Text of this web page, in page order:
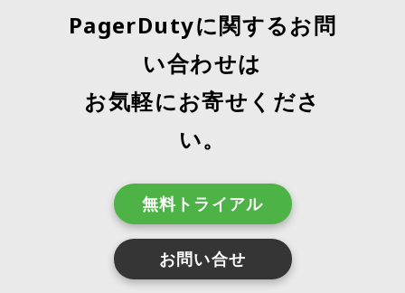
1月31日です。
マイグレーションについて詳しくはナレッジベース
をご覧ください イベントオーケストレーションの詳
細 アカウントマネージャーへのお問い合わせ
この EOL をサポートするために、十分な移行経路
を用意しています。さらに、EOLの日に、あなたが
使っている残りのイベントルールをEvent Orchestr
ationに一対一で自動移行します。それ以降は、現
在のイベントルールでできることは、すべてイベン
す。Event OrchestrationはEvent Rulesと同じ機
能を持ち、同じバックエンドアーキテクチャを使用
しているので、イベント処理には数十億イベント分
のテストがすでに組み込まれていることを確認でき
ウェビナー＆イベント
以下のウェビナーやイベントに参加し、PagerDuty
の最近の製品アップデートと、それがどのように顧
しょう。これらは多くの中のほんの一部です。
セキュリティのキャリアを考える
10月はサイバーセキュリティ意識向上月間です。Pa
gerDutyのセキュリティチームはエンジニアがプラ
ットフォームを安全に保つのを助け、従業員にセキ
Evolve to resolve: より少ないインシデント、より
速いレスポンス（11月製品発表！）
taDutyのデータエンジニアの日常とデータサイエン
ティストの日常を最小限の中断で診断し、インシデ
ントを解決することに成功しました。
PagerDutyに関するお問
い合わせは
お気軽にお寄せくださ
い。
無料トライアル
お問い合せ